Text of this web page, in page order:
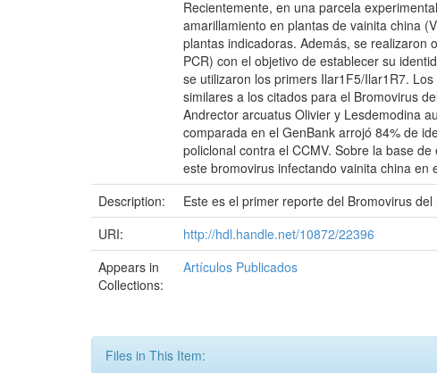
Recientemente, en una parcela
amarillamiento en plantas de vainita china
plantas indicadoras. Además, se realizaron
PCR) con el objetivo de establecer su
se utilizaron los primers Ilar1F5/Ilar1R7.
similares a los citados para el Bromovirus
Andrector arcuatus Olivier y Lesdemodina
comparada en el GenBank arrojó 84% de
policlonal contra el CCMV. Sobre la base
este bromovirus infectando vainita china
Description:
Este es el primer reporte del Bromovirus
URI:
http://hdl.handle.net/10872/22396
Appears in
Collections:
Artículos Publicados
Files in This Item: